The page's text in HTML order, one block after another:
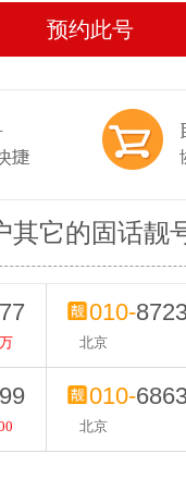
预约此号
其它的固话靓
010-
北京
010-
北京